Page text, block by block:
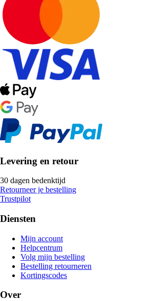
Levering en retour
30 dagen bedenktijd
Retourneer je bestelling
Trustpilot
Diensten
Mijn account
Helpcentrum
Volg mijn bestelling
Bestelling retourneren
Kortingscodes
Over